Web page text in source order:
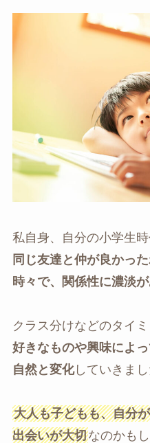
私自身、自分の小学生時
同じ友達と仲が良かっ
時々で、関係性に濃淡
クラス分けなどのタイミ
好きなものや興味によ
自然と変化していきまし
大人も子どもも、自分
出会いが大切なのかも